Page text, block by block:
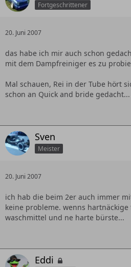
Fortgeschrittener
20. Juni 2007
das habe ich mir auch schon
mit dem Dampfreiniger es zu
Mal schauen, Rei in der Tube hört
schon an Quick and bride gedacht...
Sven
Meister
20. Juni 2007
ich hab die beim 2er auch immer
keine probleme. wenns
waschmittel und ne harte bürste...
Eddi